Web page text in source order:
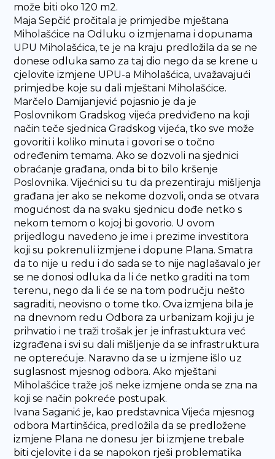
može biti oko 120 m2.
Maja Sepčić pročitala je primjedbe mještana
Miholašćice na Odluku o izmjenama i dopunama
UPU Miholašćica, te je na kraju predložila da se ne
donese odluka samo za taj dio nego da se krene u
cjelovite izmjene UPU-a Miholašćica, uvažavajući
primjedbe koje su dali mještani Miholašćice.
Marčelo Damijanjević pojasnio je da je
Poslovnikom Gradskog vijeća predviđeno na koji
način teče sjednica Gradskog vijeća, tko sve može
govoriti i koliko minuta i govori se o točno
određenim temama. Ako se dozvoli na sjednici
obraćanje građana, onda bi to bilo kršenje
Poslovnika. Vijećnici su tu da prezentiraju mišljenja
građana jer ako se nekome dozvoli, onda se otvara
mogućnost da na svaku sjednicu dođe netko s
nekom temom o kojoj bi govorio. U ovom
prijedlogu navedeno je ime i prezime investitora
koji su pokrenuli izmjene i dopune Plana. Smatra
da to nije u redu i do sada se to nije naglašavalo jer
se ne donosi odluka da li će netko graditi na tom
terenu, nego da li će se na tom području nešto
sagraditi, neovisno o tome tko. Ova izmjena bila je
na dnevnom redu Odbora za urbanizam koji ju je
prihvatio i ne traži trošak jer je infrastuktura već
izgrađena i svi su dali mišljenje da se infrastruktura
ne opterećuje. Naravno da se u izmjene išlo uz
suglasnost mjesnog odbora. Ako mještani
Miholašćice traže još neke izmjene onda se zna na
koji se način pokreće postupak.
Ivana Saganić je, kao predstavnica Vijeća mjesnog
odbora Martinšćica, predložila da se predložene
izmjene Plana ne donesu jer bi izmjene trebale
biti cjelovite i da se napokon rješi problematika